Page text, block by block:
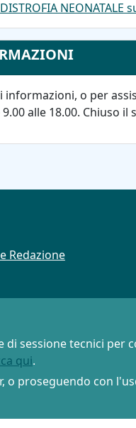
o per
alle 18.00. Chiuso il
Redazione
di sessione tecnici per
qui.
o proseguendo con